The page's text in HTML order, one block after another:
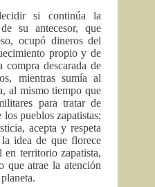
si continúa la
su antecesor, que
ocupó dineros del
propio y de
descarada de
mientras sumía al
al mismo tiempo que
para tratar de
pueblos zapatistas;
acepta y respeta
idea de que florece
territorio zapatista,
que atrae la atención